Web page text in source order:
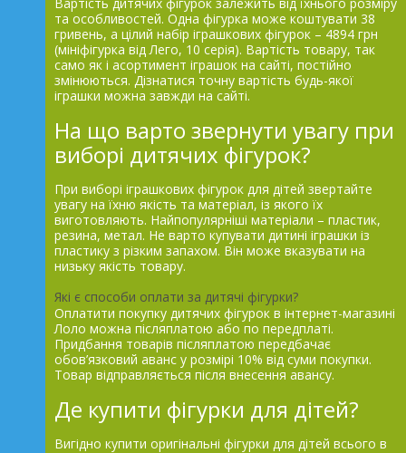
та особливостей. Одна фігурка може коштувати 38
гривень, а цілий набір іграшкових фігурок – 4894 грн
(мініфігурка від Лего, 10 серія). Вартість товару, так
само як і асортимент іграшок на сайті, постійно
змінюються. Дізнатися точну вартість будь-якої
іграшки можна завжди на сайті.
На що варто звернути увагу при
виборі дитячих фігурок?
При виборі іграшкових фігурок для дітей звертайте
увагу на їхню якість та матеріал, із якого їх
виготовляють. Найпопулярніші матеріали – пластик,
резина, метал. Не варто купувати дитині іграшки із
пластику з різким запахом. Він може вказувати на
низьку якість товару.
Які є способи оплати за дитячі фігурки?
Оплатити покупку дитячих фігурок в інтернет-магазині
Лоло можна післяплатою або по передплаті.
Придбання товарів післяплатою передбачає
обов’язковий аванс у розмірі 10% від суми покупки.
Товар відправляється після внесення авансу.
Де купити фігурки для дітей?
Вигідно купити оригінальні фігурки для дітей всього в